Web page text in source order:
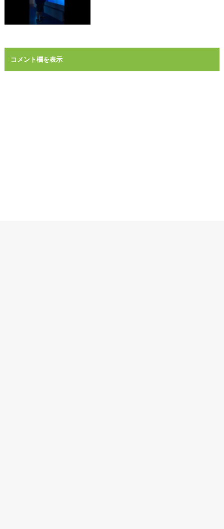
コメント欄を表示